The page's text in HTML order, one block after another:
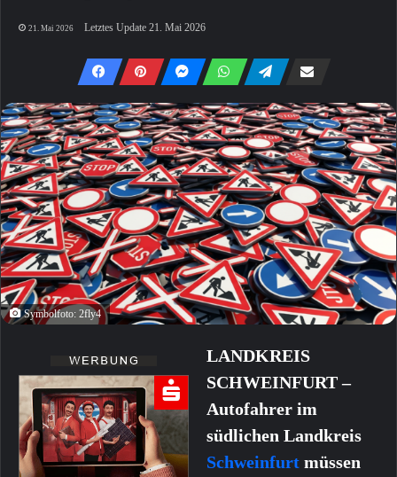
21. Mai 2026 Letztes Update 21. Mai 2026
Symbolfoto: 2fly4
LANDKREIS
SCHWEINFURT –
Autofahrer im
südlichen Landkreis
Schweinfurt müssen